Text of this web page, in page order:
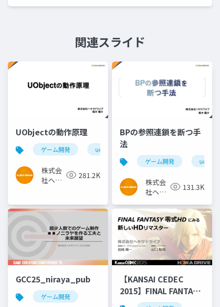
関連スライド
UObjectの動作原理
ゲーム開発 ue4
株式会
社ヘキ
281.2K
BPの参照連鎖を断つ手
法
ゲーム開発 ue4
株式会
社ヘキ
イブ
131.3K
GCC25_niraya_pub
ゲーム開発
【KANSAI CEDEC
2015】FINAL FANTASY
零式HDにみる 新しい